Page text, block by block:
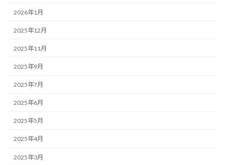
2026年1月
2025年12月
2025年11月
2025年9月
2025年7月
2025年6月
2025年5月
2025年4月
2025年3月